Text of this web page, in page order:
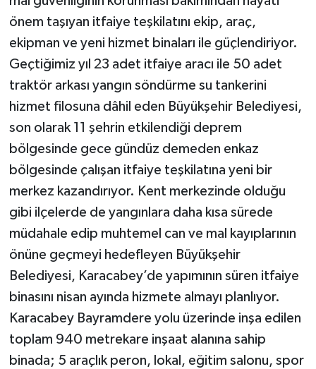
önem taşıyan itfaiye teşkilatını ekip, araç,
ekipman ve yeni hizmet binaları ile güçlendiriyor.
Geçtiğimiz yıl 23 adet itfaiye aracı ile 50 adet
traktör arkası yangın söndürme su tankerini
hizmet filosuna dâhil eden Büyükşehir Belediyesi,
son olarak 11 şehrin etkilendiği deprem
bölgesinde gece gündüz demeden enkaz
bölgesinde çalışan itfaiye teşkilatına yeni bir
merkez kazandırıyor. Kent merkezinde olduğu
gibi ilçelerde de yangınlara daha kısa sürede
müdahale edip muhtemel can ve mal kayıplarının
önüne geçmeyi hedefleyen Büyükşehir
Belediyesi, Karacabey’de yapımının süren itfaiye
binasını nisan ayında hizmete almayı planlıyor.
Karacabey Bayramdere yolu üzerinde inşa edilen
toplam 940 metrekare inşaat alanına sahip
binada; 5 araçlık peron, lokal, eğitim salonu, spor